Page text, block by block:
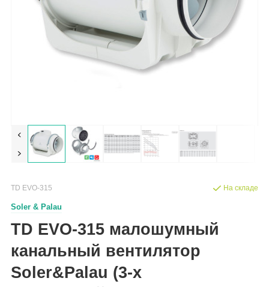
TD EVO-315
Soler & Palau
TD EVO-315 малошумный
канальный вентилятор
Soler&Palau (3-х
На складе